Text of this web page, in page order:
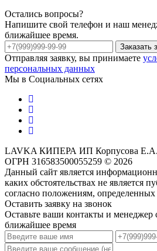
Остались вопросы?
Напишите свой телефон и наш
ближайшее время.
Заказать
Отправляя заявку, вы принимаете
персональных данных
Мы в Социальных сетях
LAVKA КИПЕРА ИП Корпусова Е.А.
ОГРН 316583500055259 © 2026
Данный сайт является
каких обстоятельствах не является
согласно положениям,
Оставить заявку на звонок
Оставьте ваши контакты и менеджер
ближайшее время